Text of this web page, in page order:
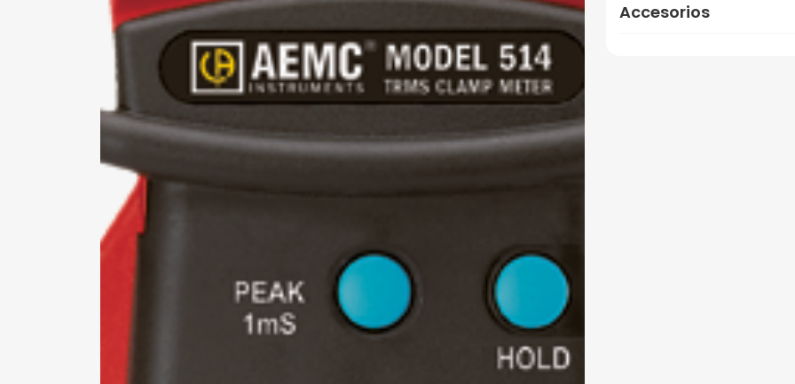
Accesorios
Marca: METREL
Para enviar la cotización y ponernos en contacto
necesitamos algunos detalles adicionales. Por favor, completa
siguiente formulario